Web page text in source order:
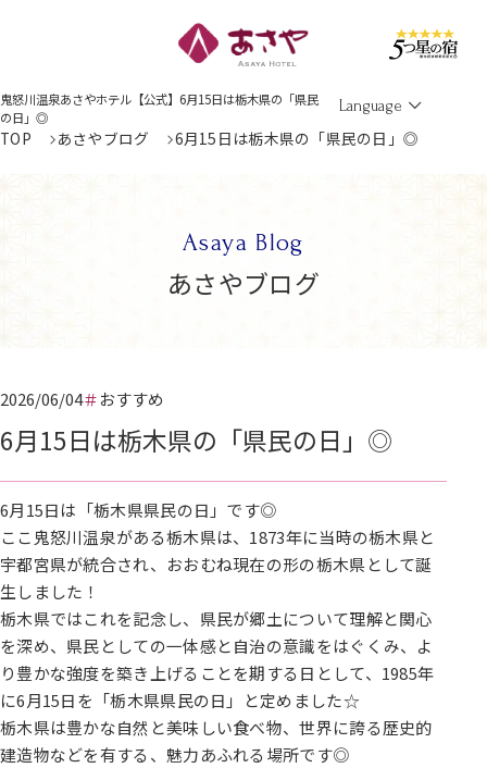
鬼怒川温泉あさやホテル【公式】6月15日は栃木県の「県民
の日」◎
Language
TOP あさやブログ 6月15日は栃木県の「県民の日」◎
Asaya Blog
あさやブログ
2026/06/04 おすすめ
6月15日は栃木県の「県民の日」◎
6月15日は「栃木県県民の日」です◎
ここ鬼怒川温泉がある栃木県は、1873年に当時の栃木県と
宇都宮県が統合され、おおむね現在の形の栃木県として誕
生しました！
栃木県ではこれを記念し、県民が郷土について理解と関心
を深め、県民としての一体感と自治の意識をはぐくみ、よ
り豊かな強度を築き上げることを期する日として、1985年
に6月15日を「栃木県県民の日」と定めました☆
栃木県は豊かな自然と美味しい食べ物、世界に誇る歴史的
建造物などを有する、魅力あふれる場所です◎